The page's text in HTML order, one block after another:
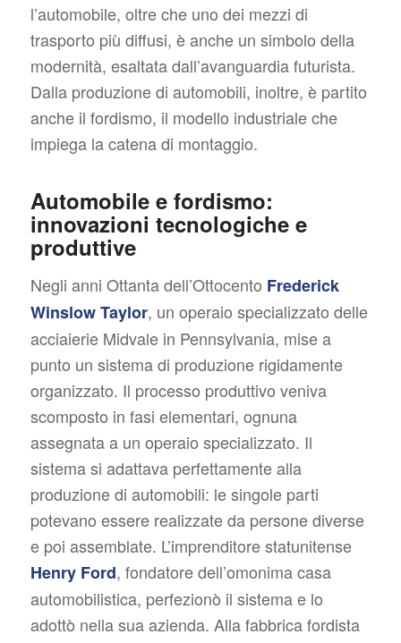
l’automobile, oltre che uno dei mezzi di
trasporto più diffusi, è anche un simbolo della
modernità, esaltata dall’avanguardia futurista.
Dalla produzione di automobili, inoltre, è partito
anche il fordismo, il modello industriale che
impiega la catena di montaggio.
Automobile e fordismo:
innovazioni tecnologiche e
produttive
Negli anni Ottanta dell’Ottocento Frederick
Winslow Taylor, un operaio specializzato delle
acciaierie Midvale in Pennsylvania, mise a
punto un sistema di produzione rigidamente
organizzato. Il processo produttivo veniva
scomposto in fasi elementari, ognuna
assegnata a un operaio specializzato. Il
sistema si adattava perfettamente alla
produzione di automobili: le singole parti
potevano essere realizzate da persone diverse
e poi assemblate. L’imprenditore statunitense
Henry Ford, fondatore dell’omonima casa
automobilistica, perfezionò il sistema e lo
adottò nella sua azienda. Alla fabbrica fordista